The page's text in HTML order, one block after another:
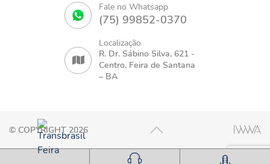
Fale no Whatsapp
(75) 99852-0370
Localização
R. Dr. Sábino Silva, 621 -
Centro, Feira de Santana
– BA
© COPYRIGHT 2026